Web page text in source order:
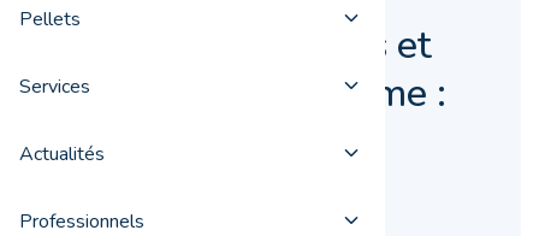
Pellets
Services
Actualités
Professionnels
Acheter ses pellets et
les enlever soi-même :
est-ce possible ?